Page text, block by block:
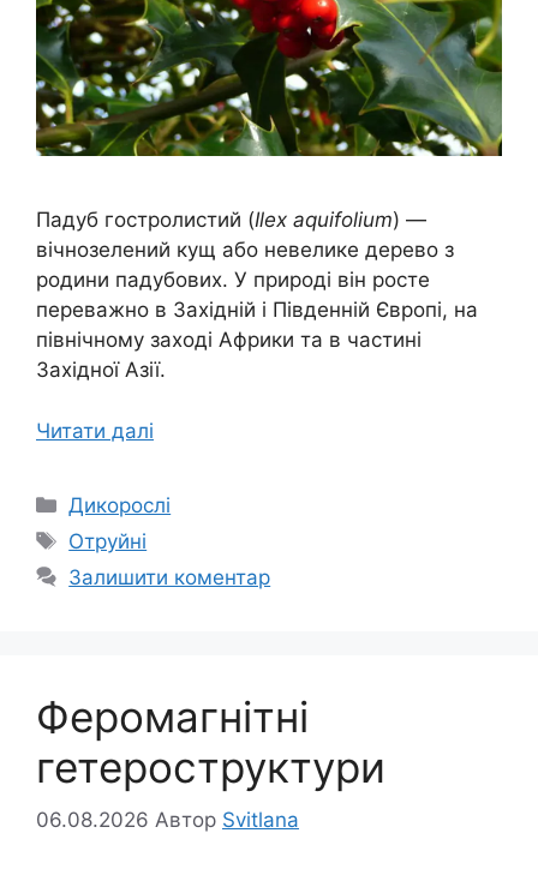
Падуб гостролистий (Ilex aquifolium) —
вічнозелений кущ або невелике дерево з
родини падубових. У природі він росте
переважно в Західній і Південній Європі, на
північному заході Африки та в частині
Західної Азії.
Читати далі
Категорії
Дикорослі
Позначки
Отруйні
Залишити коментар
Феромагнітні
гетероструктури
06.08.2026 Автор Svitlana